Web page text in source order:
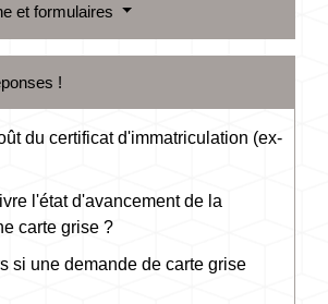
et formulaires
!
du certificat d'immatriculation (ex-
l'état d'avancement de la
carte grise ?
si une demande de carte grise